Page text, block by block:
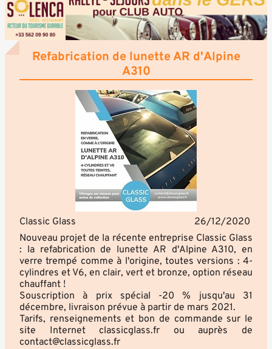
Refabrication de lunette AR d'Alpine
A310
Classic Glass
26/12/2020
Nouveau projet de la récente entreprise Classic Glass
: la refabrication de lunette AR d'Alpine A310, en
verre trempé comme à l'origine, toutes versions : 4-
cylindres et V6, en clair, vert et bronze, option réseau
chauffant !
Souscription à prix spécial -20 % jusqu'au 31
décembre, livraison prévue à partir de mars 2021.
Tarifs, renseignements et bon de commande sur le
site Internet classicglass.fr ou auprès de
contact@classicglass.fr